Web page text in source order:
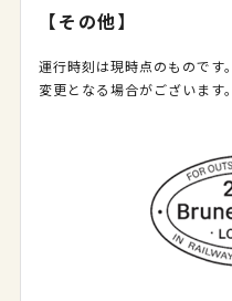
【その他】
運行時刻は現時点のものです。
変更となる場合がございます。